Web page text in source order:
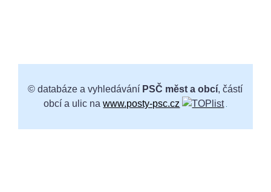
© databáze a vyhledávání PSČ měst a obcí, částí
obcí a ulic nawww.posty-psc.cz